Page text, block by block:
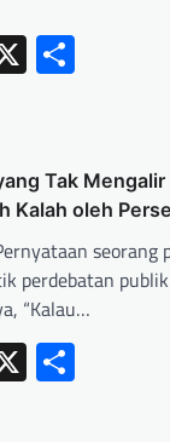
X
Tak Mengalir
Kalah oleh
seorang
perdebatan
“Kalau…
X